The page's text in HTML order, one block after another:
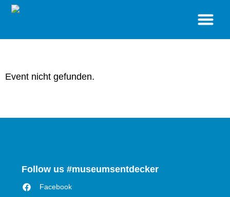
Event nicht gefunden.
Follow us #museumsentdecker
Facebook